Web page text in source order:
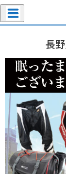
長